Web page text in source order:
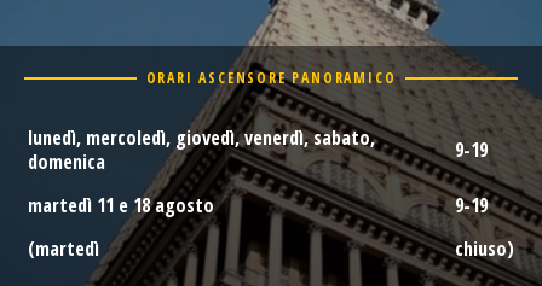
ORARI ASCENSORE PANORAMICO
lunedì, mercoledì, giovedì, venerdì, sabato,
domenica
9-19
martedì 11 e 18 agosto
9-19
(martedì
chiuso)